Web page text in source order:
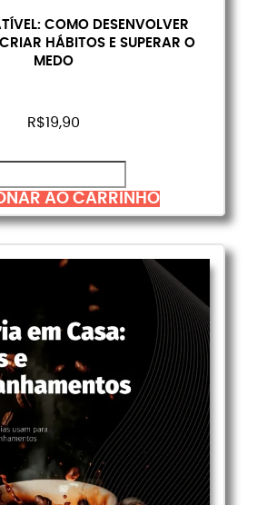
COMO DESENVOLVER
HÁBITOS E SUPERAR O
MEDO
R$19,90
AO CARRINHO